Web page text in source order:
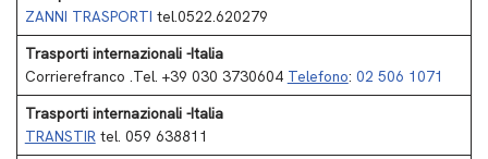
ZANNI TRASPORTI tel.0522.620279
Trasporti internazionali -Italia
Corrierefranco .Tel. +39 030 3730604 Telefono: 02 506 1071
Trasporti internazionali -Italia
TRANSTIR tel. 059 638811